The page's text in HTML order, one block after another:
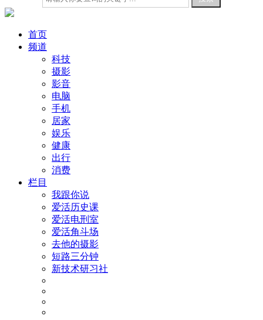
首页
频道
科技
摄影
影音
电脑
手机
居家
娱乐
健康
出行
消费
栏目
我跟你说
爱活历史课
爱活电刑室
爱活角斗场
去他的摄影
短路三分钟
新技术研习社